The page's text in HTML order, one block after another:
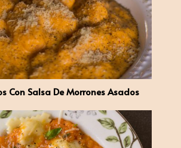
Con Salsa De Morrones Asados